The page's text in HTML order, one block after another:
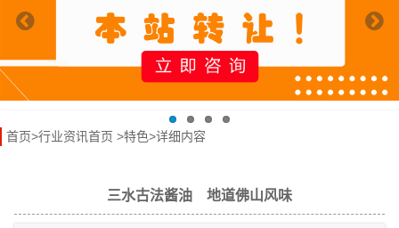
首页>行业资讯首页 >特色>详细内容
三水古法酱油 地道佛山风味